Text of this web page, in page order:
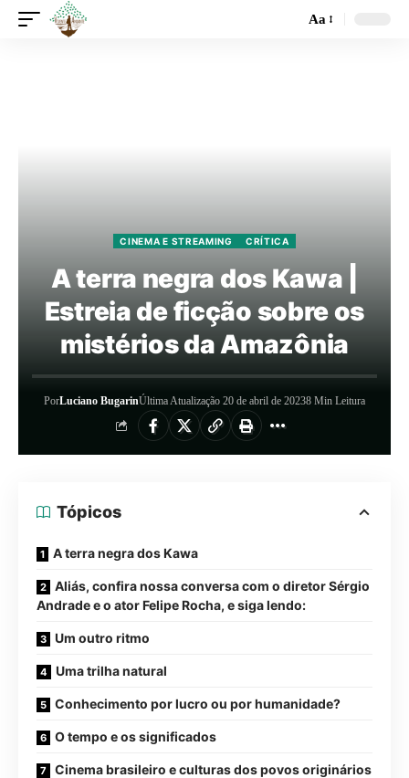
Aa
CINEMA E STREAMING CRÍTICA
A terra negra dos Kawa |
Estreia de ficção sobre os
mistérios da Amazônia
PorLuciano BugarinÚltima Atualização 20 de abril de 20238 Min Leitura
Tópicos
A terra negra dos Kawa
Aliás, confira nossa conversa com o diretor Sérgio
Andrade e o ator Felipe Rocha, e siga lendo:
Um outro ritmo
Uma trilha natural
Conhecimento por lucro ou por humanidade?
O tempo e os significados
Cinema brasileiro e culturas dos povos originários